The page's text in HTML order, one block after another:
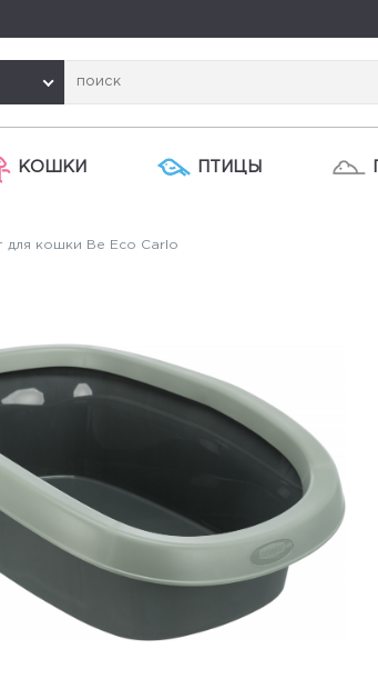
КОШКИ ПТИЦЫ
для кошки Be Eco Carlo